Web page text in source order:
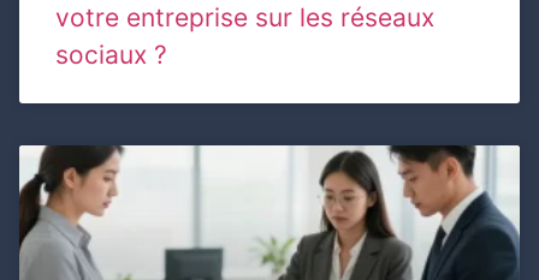
votre entreprise sur les réseaux
sociaux ?